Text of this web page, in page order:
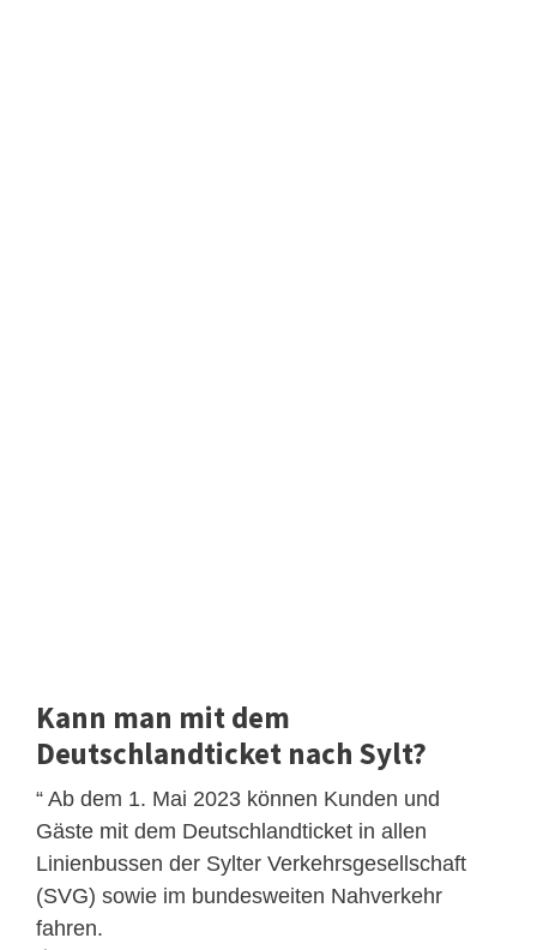
Kann man mit dem
Deutschlandticket nach Sylt?
“ Ab dem 1. Mai 2023 können Kunden und
Gäste mit dem Deutschlandticket in allen
Linienbussen der Sylter Verkehrsgesellschaft
(SVG) sowie im bundesweiten Nahverkehr
fahren.